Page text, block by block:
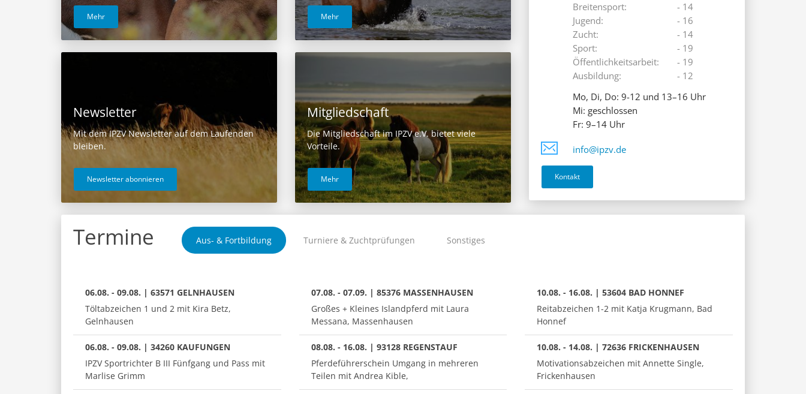
Mehr
Newsletter
Mit dem IPZV Newsletter auf dem Laufenden
bleiben.
Newsletter abonnieren
Mehr
Mitgliedschaft
Die Mitgliedschaft im IPZV e.V. bietet viele
Vorteile.
Mehr
Breitensport:
Jugend:
Zucht:
Sport:
Öffentlichkeitsarbeit:
Ausbildung:
- 14
- 16
- 14
- 19
- 19
- 12
Mo, Di, Do: 9-12 und 13–16 Uhr
Mi: geschlossen
Fr: 9–14 Uhr
info@ipzv.de
Kontakt
Termine Aus- & Fortbildung Turniere & Zuchtprüfungen Sonstiges
06.08. - 09.08. | 63571 GELNHAUSEN
Töltabzeichen 1 und 2 mit Kira Betz,
Gelnhausen
06.08. - 09.08. | 34260 KAUFUNGEN
IPZV Sportrichter B III Fünfgang und Pass mit
Marlise Grimm
07.08. - 07.09. | 85376 MASSENHAUSEN
Großes + Kleines Islandpferd mit Laura
Messana, Massenhausen
08.08. - 16.08. | 93128 REGENSTAUF
Pferdeführerschein Umgang in mehreren
Teilen mit Andrea Kible,
10.08. - 16.08. | 53604 BAD HONNEF
Reitabzeichen 1-2 mit Katja Krugmann, Bad
Honnef
10.08. - 14.08. | 72636 FRICKENHAUSEN
Motivationsabzeichen mit Annette Single,
Frickenhausen